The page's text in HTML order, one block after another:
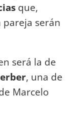
que,
serán
será la de
, una de
Marcelo